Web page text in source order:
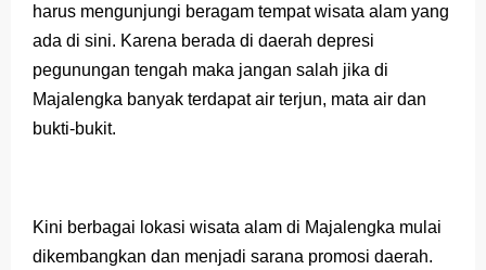
harus mengunjungi beragam tempat wisata alam yang
ada di sini. Karena berada di daerah depresi
pegunungan tengah maka jangan salah jika di
Majalengka banyak terdapat air terjun, mata air dan
bukti-bukit.
Kini berbagai lokasi wisata alam di Majalengka mulai
dikembangkan dan menjadi sarana promosi daerah.